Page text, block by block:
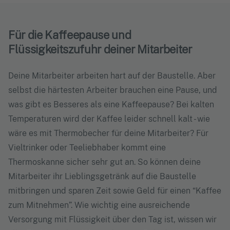
Für die Kaffeepause und
Flüssigkeitszufuhr deiner Mitarbeiter
Deine Mitarbeiter arbeiten hart auf der Baustelle. Aber
selbst die härtesten Arbeiter brauchen eine Pause, und
was gibt es Besseres als eine Kaffeepause? Bei kalten
Temperaturen wird der Kaffee leider schnell kalt - wie
wäre es mit Thermobecher für deine Mitarbeiter? Für
Vieltrinker oder Teeliebhaber kommt eine
Thermoskanne sicher sehr gut an. So können deine
Mitarbeiter ihr Lieblingsgetränk auf die Baustelle
mitbringen und sparen Zeit sowie Geld für einen “Kaffee
zum Mitnehmen”. Wie wichtig eine ausreichende
Versorgung mit Flüssigkeit über den Tag ist, wissen wir